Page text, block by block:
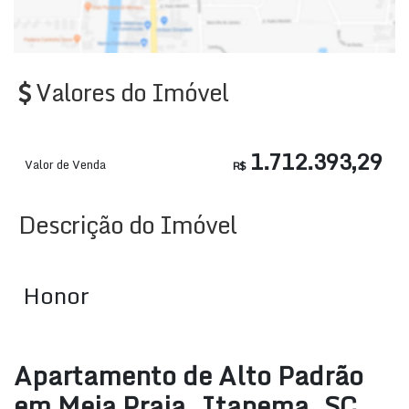
Valores do Imóvel
R$1.712.393,29
Valor de Venda
Descrição do Imóvel
Honor
Apartamento de Alto Padrão